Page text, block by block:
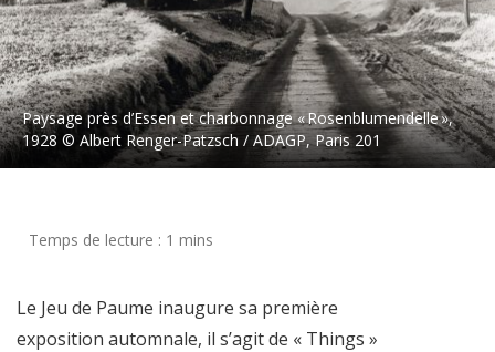
Paysage près d’Essen et charbonnage « Rosenblumendelle »,
1928 © Albert Renger-Patzsch / ADAGP, Paris 201
Le Jeu de Paume inaugure sa première
exposition automnale, il s’agit de « Things »